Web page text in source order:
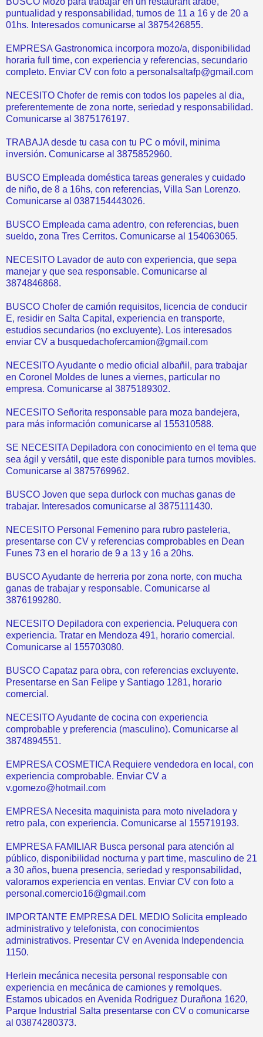
puntualidad y responsabilidad, turnos de 11 a 16 y de 20 a
01hs. Interesados comunicarse al 3875426855.
EMPRESA Gastronomica incorpora mozo/a, disponibilidad
horaria full time, con experiencia y referencias, secundario
completo. Enviar CV con foto a personalsaltafp@gmail.com
NECESITO Chofer de remis con todos los papeles al dia,
preferentemente de zona norte, seriedad y responsabilidad.
Comunicarse al 3875176197.
TRABAJA desde tu casa con tu PC o móvil, minima
inversión. Comunicarse al 3875852960.
BUSCO Empleada doméstica tareas generales y cuidado
de niño, de 8 a 16hs, con referencias, Villa San Lorenzo.
Comunicarse al 0387154443026.
BUSCO Empleada cama adentro, con referencias, buen
sueldo, zona Tres Cerritos. Comunicarse al 154063065.
NECESITO Lavador de auto con experiencia, que sepa
manejar y que sea responsable. Comunicarse al
3874846868.
BUSCO Chofer de camión requisitos, licencia de conducir
E, residir en Salta Capital, experiencia en transporte,
estudios secundarios (no excluyente). Los interesados
enviar CV a busquedachofercamion@gmail.com
NECESITO Ayudante o medio oficial albañil, para trabajar
en Coronel Moldes de lunes a viernes, particular no
empresa. Comunicarse al 3875189302.
NECESITO Señorita responsable para moza bandejera,
para más información comunicarse al 155310588.
SE NECESITA Depiladora con conocimiento en el tema que
sea ágil y versátil, que este disponible para turnos movibles.
Comunicarse al 3875769962.
BUSCO Joven que sepa durlock con muchas ganas de
trabajar. Interesados comunicarse al 3875111430.
NECESITO Personal Femenino para rubro pasteleria,
presentarse con CV y referencias comprobables en Dean
Funes 73 en el horario de 9 a 13 y 16 a 20hs.
BUSCO Ayudante de herreria por zona norte, con mucha
ganas de trabajar y responsable. Comunicarse al
3876199280.
NECESITO Depiladora con experiencia. Peluquera con
experiencia. Tratar en Mendoza 491, horario comercial.
Comunicarse al 155703080.
BUSCO Capataz para obra, con referencias excluyente.
Presentarse en San Felipe y Santiago 1281, horario
comercial.
NECESITO Ayudante de cocina con experiencia
comprobable y preferencia (masculino). Comunicarse al
3874894551.
EMPRESA COSMETICA Requiere vendedora en local, con
experiencia comprobable. Enviar CV a
v.gomezo@hotmail.com
EMPRESA Necesita maquinista para moto niveladora y
retro pala, con experiencia. Comunicarse al 155719193.
EMPRESA FAMILIAR Busca personal para atención al
público, disponibilidad nocturna y part time, masculino de 21
a 30 años, buena presencia, seriedad y responsabilidad,
valoramos experiencia en ventas. Enviar CV con foto a
personal.comercio16@gmail.com
IMPORTANTE EMPRESA DEL MEDIO Solicita empleado
administrativo y telefonista, con conocimientos
administrativos. Presentar CV en Avenida Independencia
1150.
Herlein mecánica necesita personal responsable con
experiencia en mecánica de camiones y remolques.
Estamos ubicados en Avenida Rodriguez Durañona 1620,
Parque Industrial Salta presentarse con CV o comunicarse
al 03874280373.